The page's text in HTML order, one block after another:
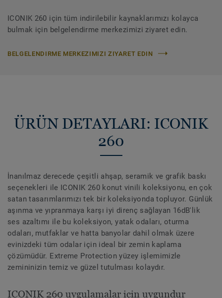
ICONIK 260 için tüm indirilebilir kaynaklarımızı kolayca
bulmak için belgelendirme merkezimizi ziyaret edin.
BELGELENDIRME MERKEZIMIZI ZIYARET EDIN
ÜRÜN DETAYLARI: ICONIK
260
İnanılmaz derecede çeşitli ahşap, seramik ve grafik baskı
seçenekleri ile ICONIK 260 konut vinili koleksiyonu, en çok
satan tasarımlarımızı tek bir koleksiyonda topluyor. Günlük
aşınma ve yıpranmaya karşı iyi direnç sağlayan 16dB'lik
ses azaltımı ile bu koleksiyon, yatak odaları, oturma
odaları, mutfaklar ve hatta banyolar dahil olmak üzere
evinizdeki tüm odalar için ideal bir zemin kaplama
çözümüdür. Extreme Protection yüzey işlemimizle
zemininizin temiz ve güzel tutulması kolaydır.
ICONIK 260 uygulamalar için uygundur